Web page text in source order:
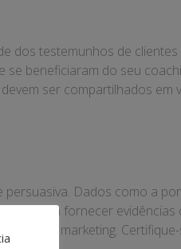
dos testemunhos de
beneficiaram do seu
ser compartilhados em
Dados como a
podem fornecer
de marketing.